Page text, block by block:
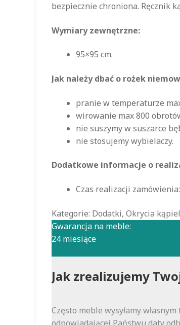
bezpiecznie chroniona. Ręcznik
Wymiary zewnętrzne:
95×95 cm.
Jak należy dbać o rożek
pranie w temperaturze
wirowanie max 800
nie suszymy w suszarce
nie stosujemy wybielaczy.
Dodatkowe informacje o
Czas realizacji
Kategorie: Dodatki, Okrycia
Gwarancja na meble:
24 miesiące
Jak zrealizujemy
Często meble wysyłamy